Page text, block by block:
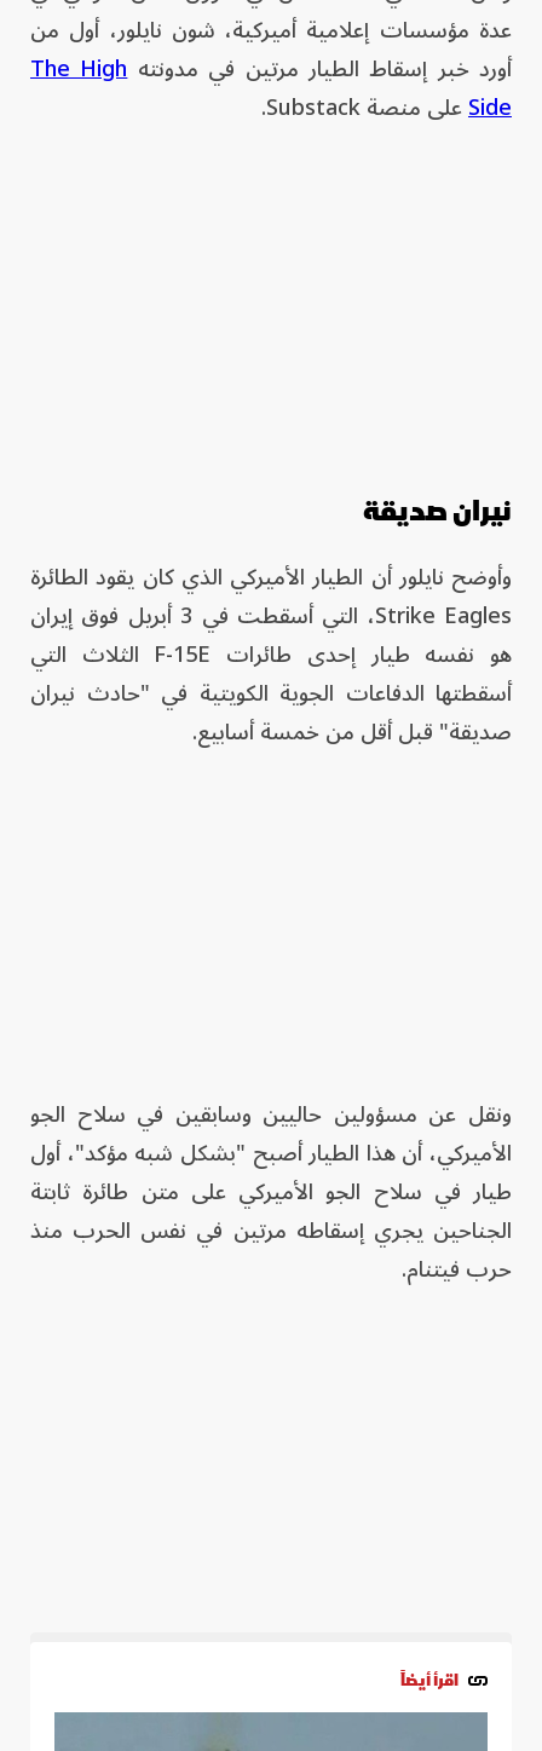
عدة مؤسسات إعلامية أميركية، شون نايلور، أول من
أورد خبر إسقاط الطيار مرتين في مدونتهThe High
Sideعلى منصة Substack.
نيران صديقة
وأوضح نايلور أن الطيار الأميركي الذي كان يقود الطائرة
Strike Eagles، التي أسقطت في 3 أبريل فوق إيران
هو نفسه طيار إحدى طائرات F-15E الثلاث التي
أسقطتها الدفاعات الجوية الكويتية في "حادث نيران
صديقة" قبل أقل من خمسة أسابيع.
ونقل عن مسؤولين حاليين وسابقين في سلاح الجو
الأميركي، أن هذا الطيار أصبح "بشكل شبه مؤكد"، أول
طيار في سلاح الجو الأميركي على متن طائرة ثابتة
الجناحين يجري إسقاطه مرتين في نفس الحرب منذ
حرب فيتنام.
اقرأ أيضاً